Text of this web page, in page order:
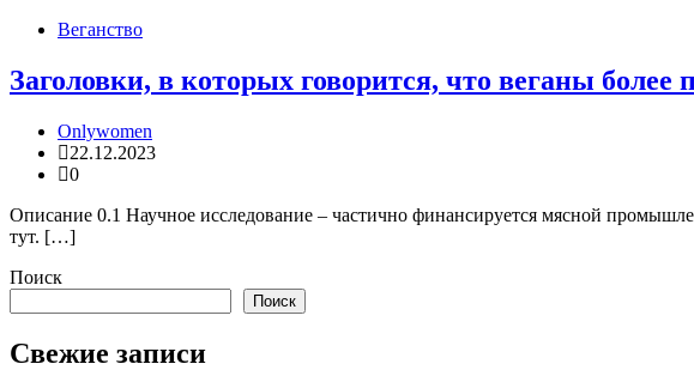
Веганство
Заголовки, в которых говорится, что веганы
Onlywomen
22.12.2023
0
Описание 0.1 Научное исследование – частично финансируется мясной
тут. […]
Поиск
Поиск
Свежие записи